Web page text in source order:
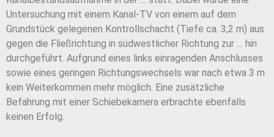
Untersuchung mit einem Kanal-TV von einem auf dem
Grundstück gelegenen Kontrollschacht (Tiefe ca. 3,2 m) aus
gegen die Fließrichtung in südwestlicher Richtung zur … hin
durchgeführt. Aufgrund eines links einragenden Anschlusses
sowie eines geringen Richtungswechsels war nach etwa 3 m
kein Weiterkommen mehr möglich. Eine zusätzliche
Befahrung mit einer Schiebekamera erbrachte ebenfalls
keinen Erfolg.